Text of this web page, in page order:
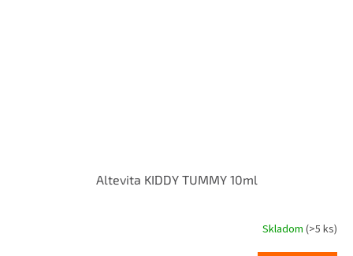
Altevita KIDDY TUMMY 10ml
Skladom (>5 ks)